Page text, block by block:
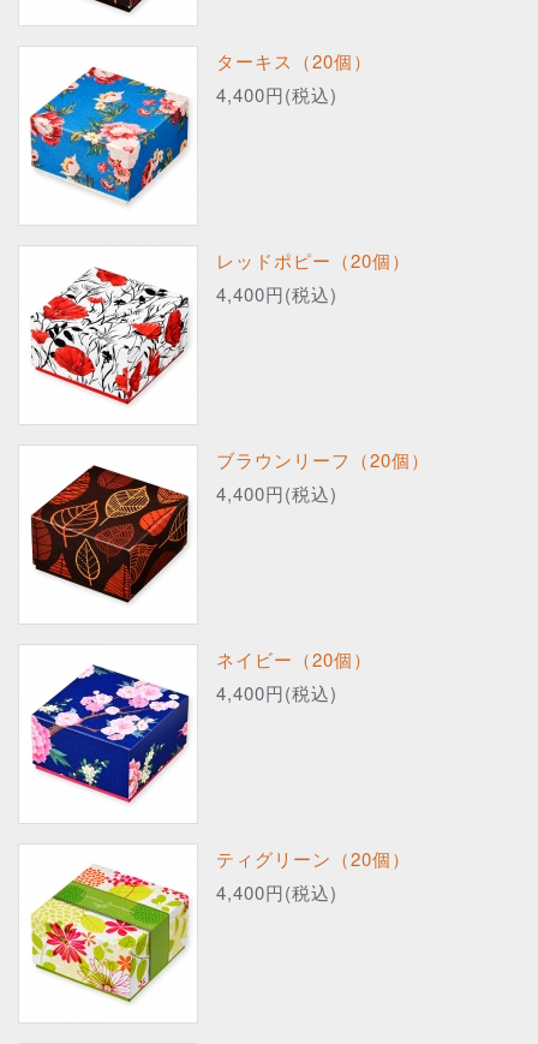
ターキス（20個）
4,400円(税込)
レッドポピー（20個）
4,400円(税込)
ブラウンリーフ（20個）
4,400円(税込)
ネイビー（20個）
4,400円(税込)
ティグリーン（20個）
4,400円(税込)